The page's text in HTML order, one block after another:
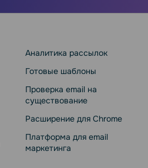
Аналитика рассылок
Готовые шаблоны
Проверка email на
существование
Расширение для Chrome
Платформа для email
маркетинга